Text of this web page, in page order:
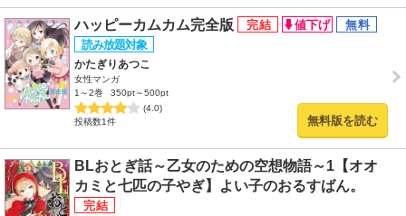
ハッピーカムカム完全版
かたぎりあつこ
女性マンガ
1～2巻
350pt～500pt
(4.0)
投稿数1件
無料版を読む
BLおとぎ話～乙女のための空想物語～1【オオ
カミと七匹の子やぎ】よい子のおるすばん。